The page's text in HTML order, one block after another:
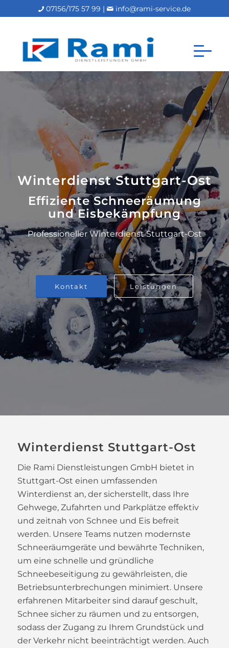
07156/175 57 99 | info@rami-service.de
Winterdienst Stuttgart-Ost
Effiziente Schneeräumung
und Eisbekämpfung
Professioneller Winterdienst Stuttgart-Ost
Kontakt Leistungen
Winterdienst Stuttgart-Ost
Die Rami Dienstleistungen GmbH bietet in
Stuttgart-Ost einen umfassenden
Winterdienst an, der sicherstellt, dass Ihre
Gehwege, Zufahrten und Parkplätze effektiv
und zeitnah von Schnee und Eis befreit
werden. Unsere Teams nutzen modernste
Schneeräumgeräte und bewährte Techniken,
um eine schnelle und gründliche
Schneebeseitigung zu gewährleisten, die
Betriebsunterbrechungen minimiert. Unsere
erfahrenen Mitarbeiter sind darauf geschult,
Schnee sicher zu räumen und zu entsorgen,
sodass der Zugang zu Ihrem Grundstück und
der Verkehr nicht beeinträchtigt werden. Auch